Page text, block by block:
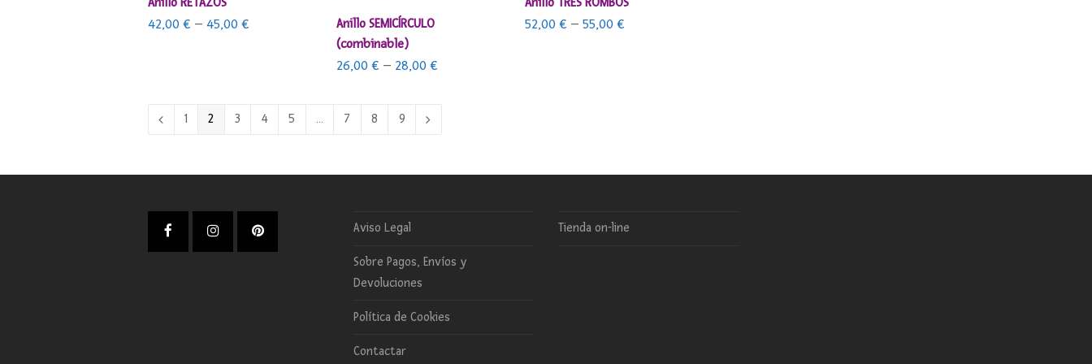
42,00 € – 45,00 € SELECCIONAR OPCIONES
Anillo SEMICÍRCULO
(combinable)
26,00€ – 28,00€
52,00€ –55,00€
1 2 3 4 5 … 7 8 9
FacebookInstagramPinterest Aviso Legal
Sobre Pagos, Envíos y
Devoluciones
Política de Cookies
Contactar
Tienda on-line